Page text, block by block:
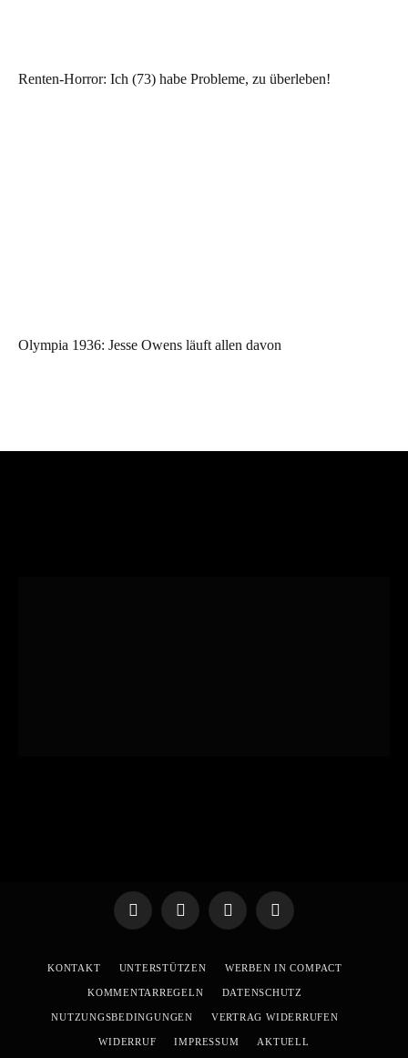
Renten-Horror: Ich (73) habe Probleme, zu überleben!
Olympia 1936: Jesse Owens läuft allen davon
TelegramWhatsApp
X
YouTube
KONTAKT UNTERSTÜTZEN WERBEN IN COMPACT
KOMMENTARREGELN DATENSCHUTZ
NUTZUNGSBEDINGUNGEN VERTRAG WIDERRUFEN
WIDERRUF IMPRESSUM AKTUELL